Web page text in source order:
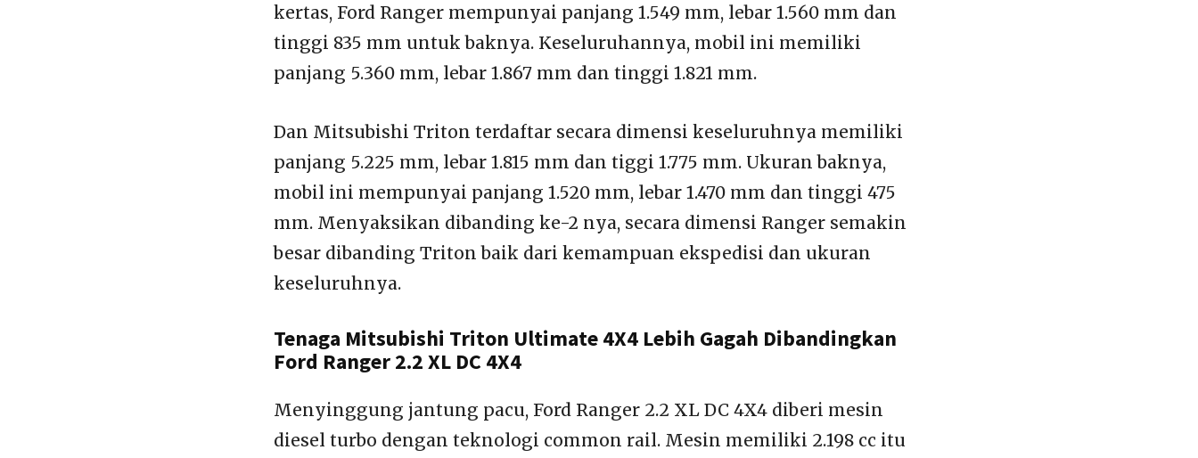
kertas, Ford Ranger mempunyai panjang 1.549 mm, lebar 1.560 mm dan
tinggi 835 mm untuk baknya. Keseluruhannya, mobil ini memiliki
panjang 5.360 mm, lebar 1.867 mm dan tinggi 1.821 mm.
Dan Mitsubishi Triton terdaftar secara dimensi keseluruhnya memiliki
panjang 5.225 mm, lebar 1.815 mm dan tiggi 1.775 mm. Ukuran baknya,
mobil ini mempunyai panjang 1.520 mm, lebar 1.470 mm dan tinggi 475
mm. Menyaksikan dibanding ke-2 nya, secara dimensi Ranger semakin
besar dibanding Triton baik dari kemampuan ekspedisi dan ukuran
keseluruhnya.
Tenaga Mitsubishi Triton Ultimate 4X4 Lebih Gagah Dibandingkan
Ford Ranger 2.2 XL DC 4X4
Menyinggung jantung pacu, Ford Ranger 2.2 XL DC 4X4 diberi mesin
diesel turbo dengan teknologi common rail. Mesin memiliki 2.198 cc itu